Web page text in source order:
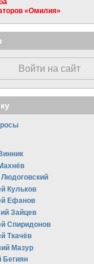
«Омилия»
Войти на сайт
Кульков
Ефанов
Зайцев
Спиридонов
Ткачёв
Мазур
Бегиян